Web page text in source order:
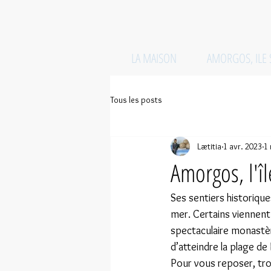
LA MAISON AMORGOS, ILE
Tous les posts
Amorgos,
Lætitia 1 avr. 2023 1
Ses sentiers
mer. Certains
spectaculaire
d’atteindre la plage
Pour vous reposer,